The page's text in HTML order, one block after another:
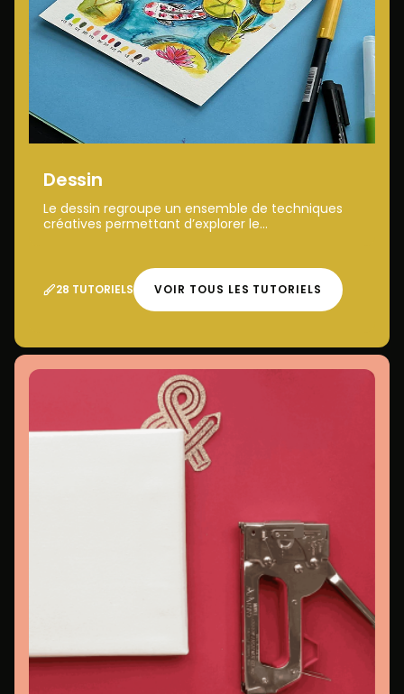
Dessin
Le dessin regroupe un ensemble de techniques
créatives permettant d’explorer le...
28 TUTORIELS VOIR TOUS LES TUTORIELS